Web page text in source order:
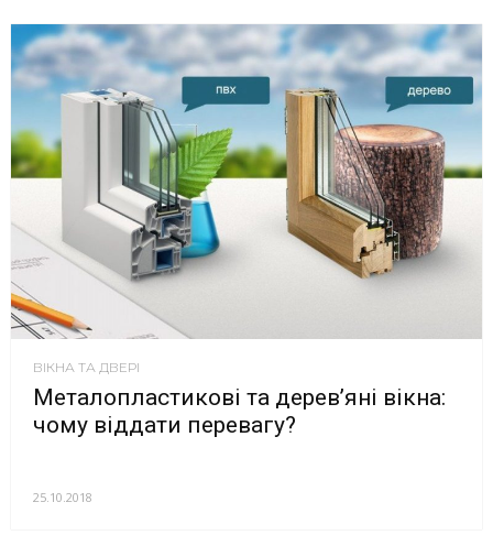
ВІКНА ТА ДВЕРІ
Металопластикові та дерев’яні вікна:
чому віддати перевагу?
25.10.2018